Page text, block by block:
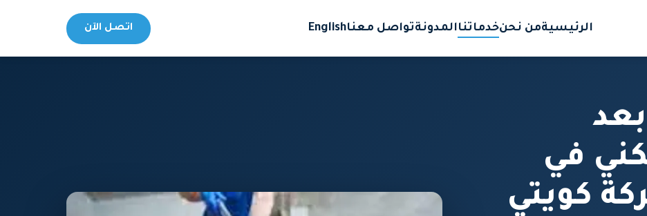
الرئيسيةمن نحنخدماتناالمدونةتواصل معناEnglish اتصل الآن
في
كويتي